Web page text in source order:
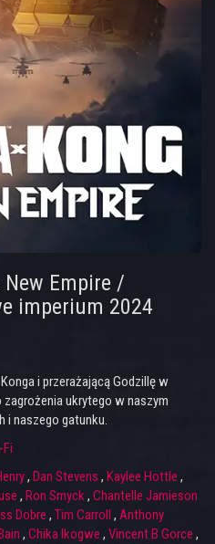
New Empire /
imperium 2024
i przerażającą Godzillę w
ukrytego w naszym
i naszego gatunku.
, Dan Stevens , Kaylee Hottle ,
, Ron Smyck, Chantelle Jamieson
Dobre , Tim Carroll , Anthony
, Chika Ikogwe , Vincent B Gorce ,